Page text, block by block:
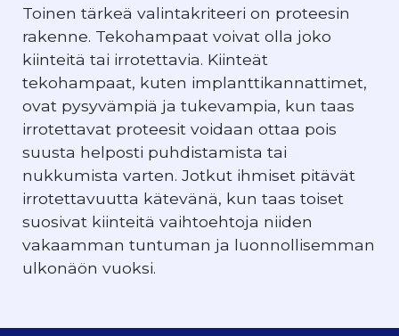
Toinen tärkeä valintakriteeri on proteesin
rakenne. Tekohampaat voivat olla joko
kiinteitä tai irrotettavia. Kiinteät
tekohampaat, kuten implanttikannattimet,
ovat pysyvämpiä ja tukevampia, kun taas
irrotettavat proteesit voidaan ottaa pois
suusta helposti puhdistamista tai
nukkumista varten. Jotkut ihmiset pitävät
irrotettavuutta kätevänä, kun taas toiset
suosivat kiinteitä vaihtoehtoja niiden
vakaamman tuntuman ja luonnollisemman
ulkonäön vuoksi.